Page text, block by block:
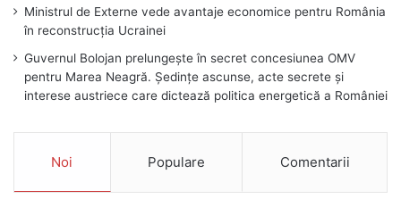
Ministrul de Externe vede avantaje economice pentru România
în reconstrucția Ucrainei
Guvernul Bolojan prelungește în secret concesiunea OMV
pentru Marea Neagră. Ședințe ascunse, acte secrete și
interese austriece care dictează politica energetică a României
Noi Populare Comentarii